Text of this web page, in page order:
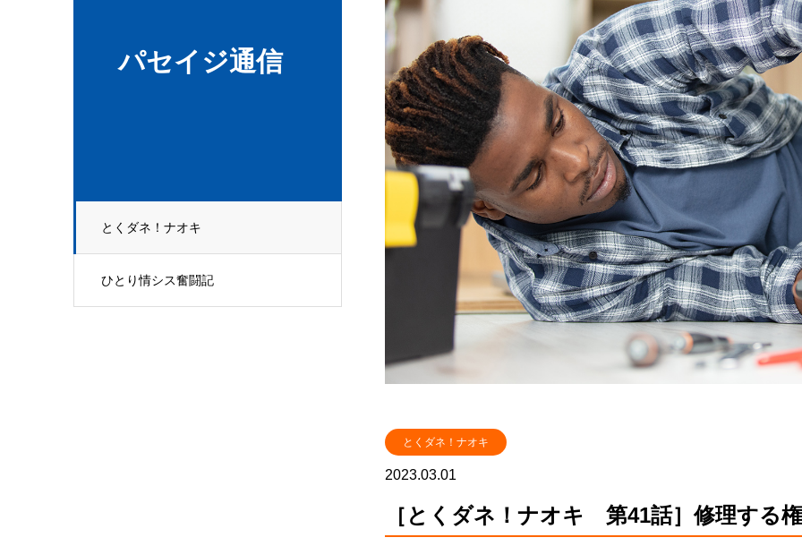
パセイジ通信
とくダネ！ナオキ
ひとり情シス奮闘記
とくダネ！ナオキ
2023.03.01
［とくダネ！ナオキ 第41話］修理する